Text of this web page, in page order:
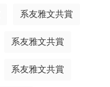
系友雅文共賞
系友雅文共賞
系友雅文共賞